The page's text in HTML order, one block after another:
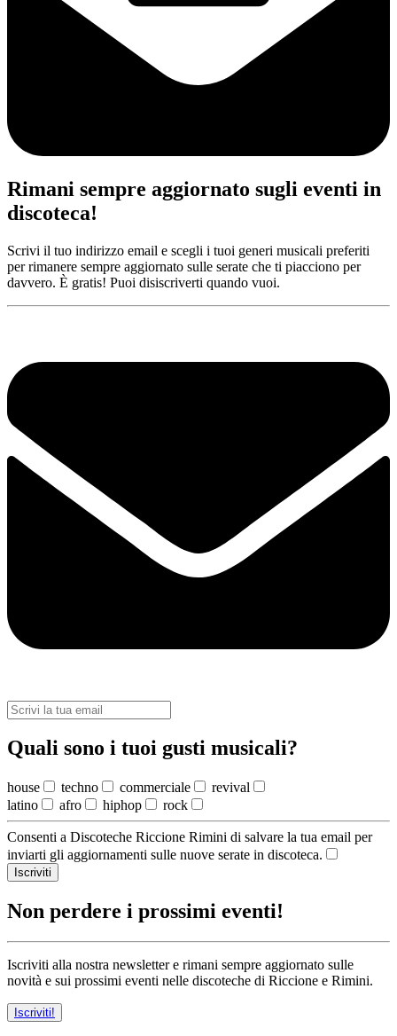
Rimani sempre aggiornato sugli eventi in
discoteca!
Scrivi il tuo indirizzo email e scegli i tuoi generi musicali preferiti
per rimanere sempre aggiornato sulle serate che ti piacciono per
davvero. È gratis! Puoi disiscriverti quando vuoi.
Quali sono i tuoi gusti musicali?
house techno commerciale
revival
latino
afro hiphop rock
Consenti a Discoteche Riccione Rimini di salvare la tua email per
inviarti gli aggiornamenti sulle nuove serate in discoteca.
Iscriviti
Non perdere i prossimi eventi!
Iscriviti alla nostra newsletter e rimani sempre aggiornato sulle
novità e sui prossimi eventi nelle discoteche di Riccione e Rimini.
Iscriviti!